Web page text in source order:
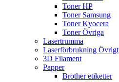
Toner HP
Toner Samsung
Toner Kyocera
Toner Övriga
Lasertrumma
Laserförbrukning Övrigt
3D Filament
Papper
Brother etiketter